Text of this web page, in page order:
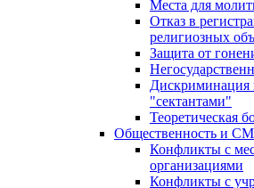
Места для
Отказ в
религиозных
Защита от
Дискриминация
"сектантами"
Теоретическая
Общественность и
Конфликты с
организациями
Конфликты с